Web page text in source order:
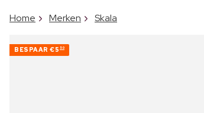
Home Merken Skala
BESPAAR €5 50